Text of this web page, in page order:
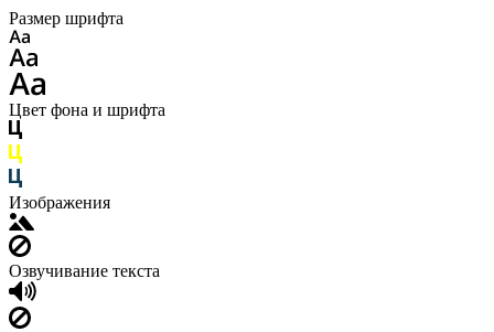
Размер шрифта
Цвет фона и шрифта
Изображения
Озвучивание текста